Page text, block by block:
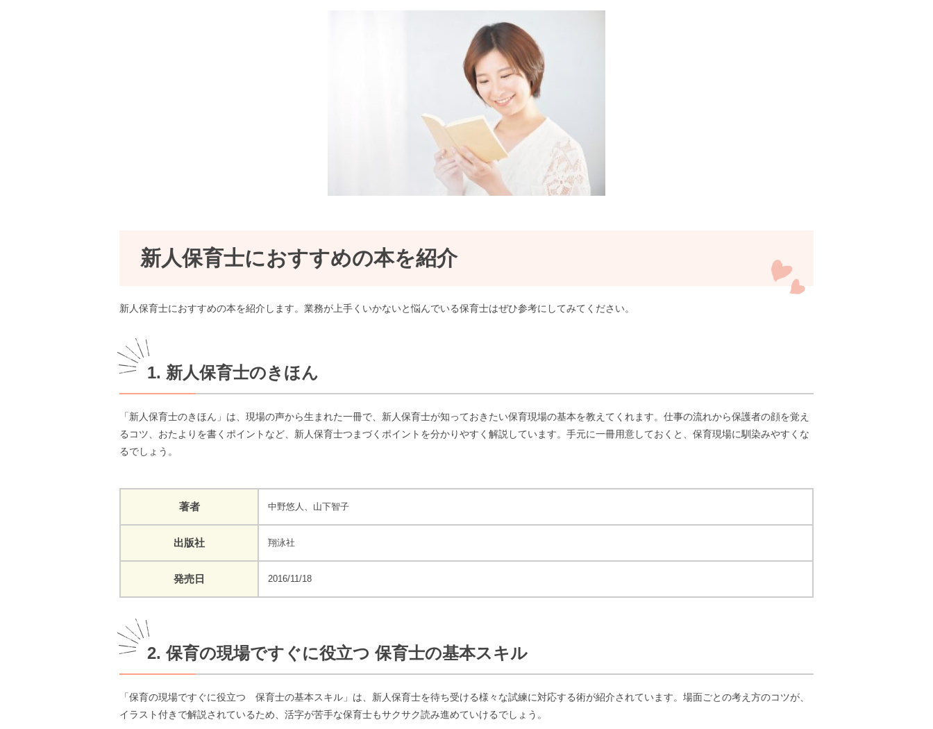
新人保育士におすすめの本を紹介
新人保育士におすすめの本を紹介します。業務が上手くいかないと悩んでいる保育士はぜひ参考にしてみてください。
1. 新人保育士のきほん
「新人保育士のきほん」は、現場の声から生まれた一冊で、新人保育士が知っておきたい保育現場の基本を教えてくれます。仕事の流れから保護者の顔を覚え
るコツ、おたよりを書くポイントなど、新人保育士つまづくポイントを分かりやすく解説しています。手元に一冊用意しておくと、保育現場に馴染みやすくな
るでしょう。
著者 中野悠人、山下智子
出版社 翔泳社
発売日 2016/11/18
2. 保育の現場ですぐに役立つ 保育士の基本スキル
「保育の現場ですぐに役立つ 保育士の基本スキル」は、新人保育士を待ち受ける様々な試練に対応する術が紹介されています。場面ごとの考え方のコツが、
イラスト付きで解説されているため、活字が苦手な保育士もサクサク読み進めていけるでしょう。